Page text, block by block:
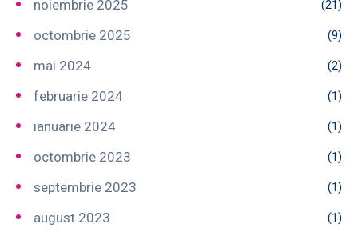
noiembrie 2025 (21)
octombrie 2025 (9)
mai 2024 (2)
februarie 2024 (1)
ianuarie 2024 (1)
octombrie 2023 (1)
septembrie 2023 (1)
august 2023 (1)